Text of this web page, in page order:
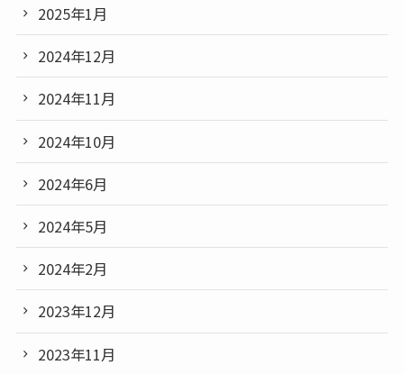
2025年1月
2024年12月
2024年11月
2024年10月
2024年6月
2024年5月
2024年2月
2023年12月
2023年11月